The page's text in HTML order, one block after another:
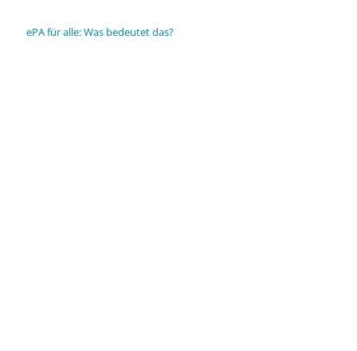
ePA für alle: Was bedeutet das?